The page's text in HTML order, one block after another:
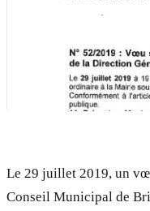
Le 29 juillet 2019, un
Conseil Municipal de